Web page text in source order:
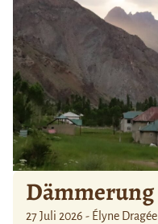
Dämmerung
27 Juli 2026 - Élyne Dragée